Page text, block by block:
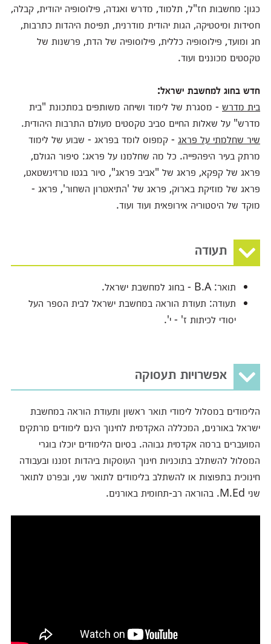
כגון: מחשבות חז"ל, תלמוד, מדרש ואגדה, פילוסופיה יהודית, קבלה,
חסידות ומיסטיקה, הגות יהודית מודרנית, תפיסת היהדות כתרבות,
חג ומועד, פילוסופיה כללית, פילוסופיה של הדת, פרשנות של
טקסטים מכוננים ועוד.
חדש בחוג למחשבת ישראל:
בית מדרש- מסגרת של לימוד ושיחה משותפים במתכונת "בית
מדרש" על שאלות החיים סביב טקסטים מעולם התרבות היהודית.
שיר שחלמתי על פראג- קמפוס לומד בפראג - שבוע של לימוד
מרתק בעיר היפהפייה. כל מה שחלמנו על פראג: סיפור הגולם,
פראג של קפקא, פראג של "אביב פראג", סיור בגטו טרזינשטאט,
פראג של מוזיקת בארוק, פראג של 'התיאטרון השחור', פראג -
מוקד של היסטוריה אירופאית ועוד ועוד.
תעודה
תואר:B.A - בחוג למחשבת ישראל.
תעודה: תעודת הוראה במחשבת ישראל לבית הספר העל
יסודי לכיתות ז' - י​​​'.
אפשרויות תעסוקה
הלימודים במסלול לימודי תואר ראשון ותעודת הוראה במחשבת
ישראל באורנים, המכללה האקדמית לחינוך הינם לימודים מרתקים
המועברים ברמה אקדמית גבוהה. בסיום הלימודים יוכלו בוגרי
המסלול להשתלב בתוכניות חינוך העוסקות ביהדות זמננו ובעבודה
חינוכית בתפוצות או להשתלב בלימודים לתואר שני, ובפרט לתואר
שני M.Ed. בהוראה רב-תחומית באורנים.